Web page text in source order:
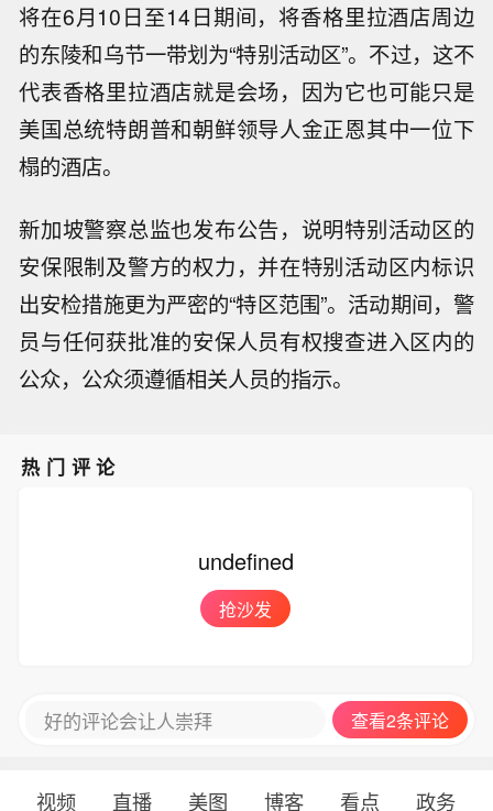
将在6月10日至14日期间，将香格里拉酒店周边
的东陵和乌节一带划为“特别活动区”。不过，这不
代表香格里拉酒店就是会场，因为它也可能只是
美国总统特朗普和朝鲜领导人金正恩其中一位下
榻的酒店。
新加坡警察总监也发布公告，说明特别活动区的
安保限制及警方的权力，并在特别活动区内标识
出安检措施更为严密的“特区范围”。活动期间，警
员与任何获批准的安保人员有权搜查进入区内的
公众，公众须遵循相关人员的指示。
热门评论
undefined
抢沙发
好的评论会让人崇拜 查看2条评论
视频 直播 美图 博客 看点 政务